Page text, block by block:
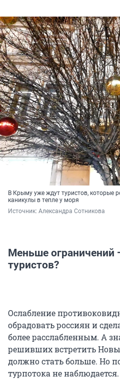
В Крыму уже ждут туристов, которые
каникулы в тепле у моря
Источник: Александра Сотникова
Меньше ограничений
туристов?
Ослабление
обрадовать россиян и
более расслабленным. А
решивших встретить
должно стать больше. Но
турпотока не